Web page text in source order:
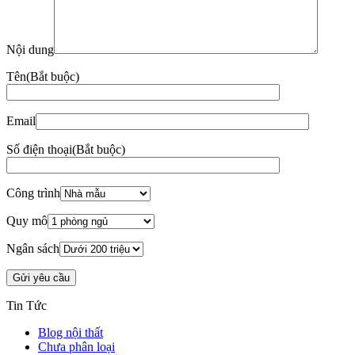
Nội dung
Tên(Bắt buộc)
Email
Số điện thoại(Bắt buộc)
Công trình
Quy mô
Ngân sách
Tin Tức
Blog nội thất
Chưa phân loại